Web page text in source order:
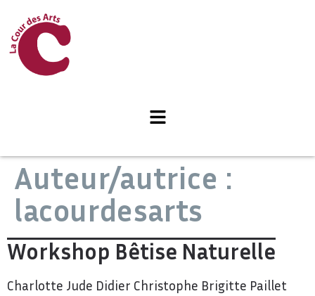
Auteur/autrice :
lacourdesarts
Workshop Bêtise Naturelle
Charlotte Jude Didier Christophe Brigitte Paillet